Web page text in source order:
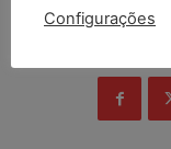
Configurações